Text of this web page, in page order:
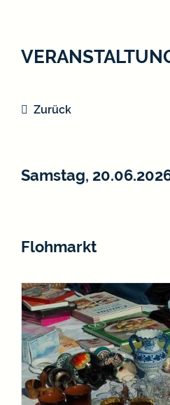
Zurück
Samstag,
Flohmarkt